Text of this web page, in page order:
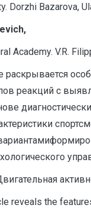
Dorzhi Bazarova,
Academy. V.R.
раскрывается
реакций с
reveals the